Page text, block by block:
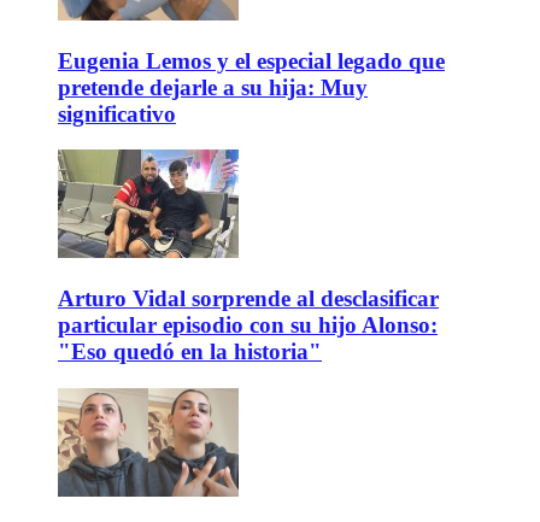
Eugenia Lemos y el especial legado que
pretende dejarle a su hija: Muy
significativo
Arturo Vidal sorprende al desclasificar
particular episodio con su hijo Alonso:
"Eso quedó en la historia"